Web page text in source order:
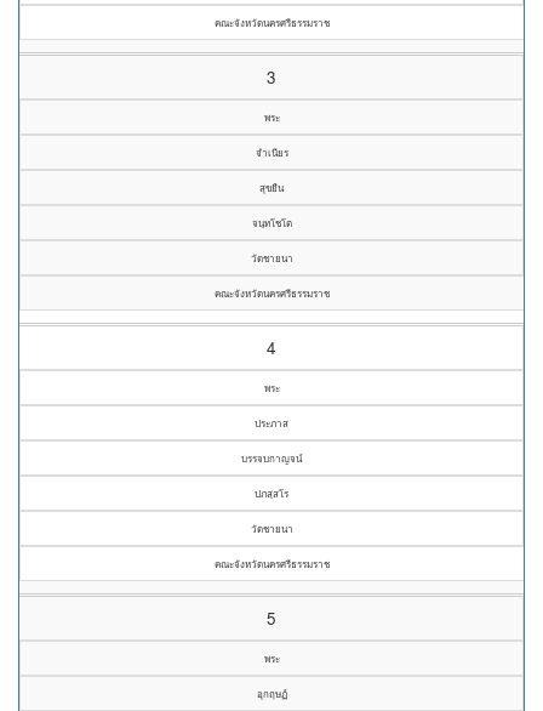
คณะจังหวัดนครศรีธรรมราช
3
พระ
จำเนียร
สุขยืน
จนฺทโชโต
วัดชายนา
คณะจังหวัดนครศรีธรรมราช
4
พระ
ประภาส
บรรจบกาญจน์
ปภสฺสโร
วัดชายนา
คณะจังหวัดนครศรีธรรมราช
5
พระ
อุกฤษฏ์